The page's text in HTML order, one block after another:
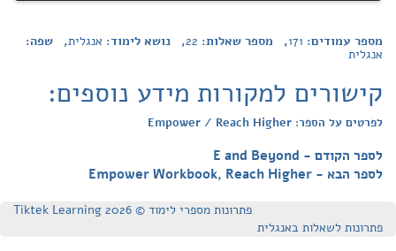
מספר עמודים: 171, מספר שאלות: 22, נושא לימוד: אנגלית, שפה:
אנגלית
קישורים למקורות מידע נוספים:
לפרטים על הספר: Empower / Reach Higher
לספר הקודם - E and Beyond
לספר הבא - Empower Workbook, Reach Higher
פתרונות מספרי לימוד © Tiktek Learning 2026
פתרונות לשאלות באנגלית